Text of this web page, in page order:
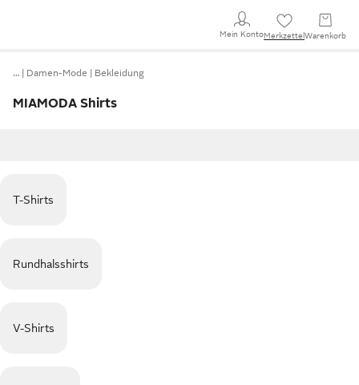
Mein KontoMerkzettel Warenkorb
… Damen-Mode Bekleidung
MIAMODA Shirts
T-Shirts
Rundhalsshirts
V-Shirts